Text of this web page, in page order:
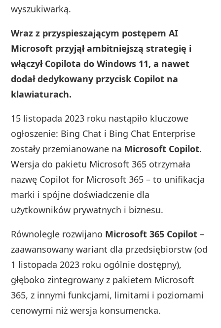
wyszukiwarką.
Wraz z przyspieszającym postępem AI
Microsoft przyjął ambitniejszą strategię i
włączył Copilota do Windows 11, a nawet
dodał dedykowany przycisk Copilot na
klawiaturach.
15 listopada 2023 roku nastąpiło kluczowe
ogłoszenie: Bing Chat i Bing Chat Enterprise
zostały przemianowane na Microsoft Copilot.
Wersja do pakietu Microsoft 365 otrzymała
nazwę Copilot for Microsoft 365 – to unifikacja
marki i spójne doświadczenie dla
użytkowników prywatnych i biznesu.
Równolegle rozwijano Microsoft 365 Copilot –
zaawansowany wariant dla przedsiębiorstw (od
1 listopada 2023 roku ogólnie dostępny),
głęboko zintegrowany z pakietem Microsoft
365, z innymi funkcjami, limitami i poziomami
cenowymi niż wersja konsumencka.